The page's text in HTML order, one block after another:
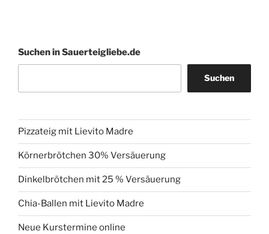
Suchen in Sauerteigliebe.de
Suchen
Pizzateig mit Lievito Madre
Körnerbrötchen 30% Versäuerung
Dinkelbrötchen mit 25 % Versäuerung
Chia-Ballen mit Lievito Madre
Neue Kurstermine online